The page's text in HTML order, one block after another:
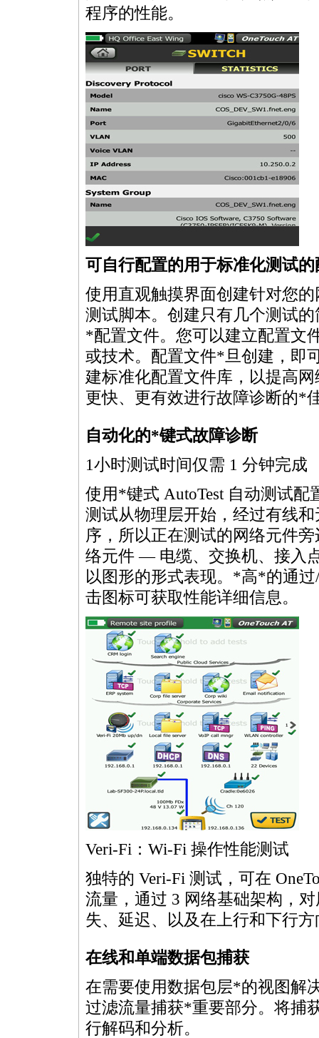
程序的性能。
可自行配置的用于标准化测试
使用直观触摸界面创建针对您
测试脚本。创建只有几个测试
*配置文件。您可以建立配置文
或技术。配置文件*旦创建，即
建标准化配置文件库，以提高
更快、更有效进行故障诊断的*
自动化的*键式故障诊断
1小时测试时间仅需 1 分钟完成
使用 *键式 AutoTest 自动测试配
测试从物理层开始，经过有线
序，所以正在测试的网络元件
络元件 — 电缆、交换机、接入
以图形的形式表现。 *高*的通
击图标可获取性能详细信息。
Veri-Fi：Wi-Fi 操作性能测试
独特的 Veri-Fi 测试，可在
流量，通过 3 网络基础架构，
失、延迟、以及在上行和下行
在线和单端数据包捕获
在需要使用数据包层*的视图解
过滤流量捕获*重要部分。将捕
行解码和分析。